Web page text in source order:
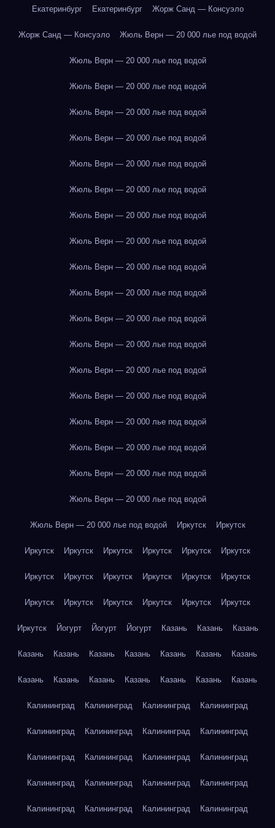
Екатеринбург Екатеринбург Жорж Санд — Консуэло
Жорж Санд — Консуэло Жюль Верн — 20 000 лье под водой
Жюль Верн — 20 000 лье под водой
Жюль Верн — 20 000 лье под водой
Жюль Верн — 20 000 лье под водой
Жюль Верн — 20 000 лье под водой
Жюль Верн — 20 000 лье под водой
Жюль Верн — 20 000 лье под водой
Жюль Верн — 20 000 лье под водой
Жюль Верн — 20 000 лье под водой
Жюль Верн — 20 000 лье под водой
Жюль Верн — 20 000 лье под водой
Жюль Верн — 20 000 лье под водой
Жюль Верн — 20 000 лье под водой
Жюль Верн — 20 000 лье под водой
Жюль Верн — 20 000 лье под водой
Жюль Верн — 20 000 лье под водой
Жюль Верн — 20 000 лье под водой
Жюль Верн — 20 000 лье под водой
Жюль Верн — 20 000 лье под водой
Жюль Верн — 20 000 лье под водой Иркутск Иркутск
Иркутск Иркутск Иркутск Иркутск Иркутск Иркутск
Иркутск Иркутск Иркутск Иркутск Иркутск Иркутск
Иркутск Иркутск Иркутск Иркутск Иркутск Иркутск
Иркутск Йогурт Йогурт Йогурт Казань Казань Казань
Казань Казань Казань Казань Казань Казань Казань
Казань Казань Казань Казань Казань Казань Казань
Калининград Калининград Калининград Калининград
Калининград Калининград Калининград Калининград
Калининград Калининград Калининград Калининград
Калининград Калининград Калининград Калининград
Калининград Калининград Калининград Калининград